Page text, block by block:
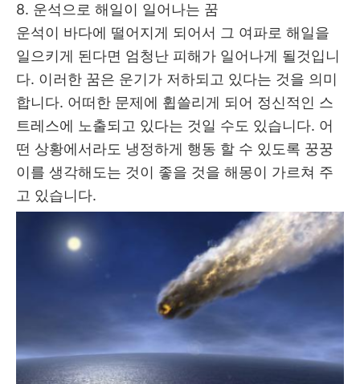
8. 운석으로 해일이 일어나는 꿈
운석이 바다에 떨어지게 되어서 그 여파로 해일을
일으키게 된다면 엄청난 피해가 일어나게 될것입니
다. 이러한 꿈은 운기가 저하되고 있다는 것을 의미
합니다. 어떠한 문제에 휩쓸리게 되어 정신적인 스
트레스에 노출되고 있다는 것일 수도 있습니다. 어
떤 상황에서라도 냉정하게 행동 할 수 있도록 꿍꿍
이를 생각해도는 것이 좋을 것을 해몽이 가르쳐 주
고 있습니다.